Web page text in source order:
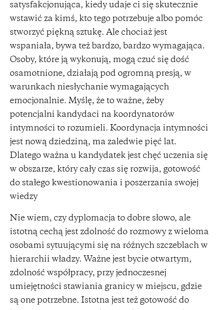
satysfakcjonująca, kiedy udaje ci się skutecznie
wstawić za kimś, kto tego potrzebuje albo pomóc
stworzyć piękną sztukę. Ale chociaż jest
wspaniała, bywa też bardzo, bardzo wymagająca.
Osoby, które ją wykonują, mogą czuć się dość
osamotnione, działają pod ogromną presją, w
warunkach niesłychanie wymagających
emocjonalnie. Myślę, że to ważne, żeby
potencjalni kandydaci na koordynatorów
intymności to rozumieli. Koordynacja intymności
jest nową dziedziną, ma zaledwie pięć lat.
Dlatego ważna u kandydatek jest chęć uczenia się
w obszarze, który cały czas się rozwija, gotowość
do stałego kwestionowania i poszerzania swojej
wiedzy
Nie wiem, czy dyplomacja to dobre słowo, ale
istotną cechą jest zdolność do rozmowy z wieloma
osobami sytuującymi się na różnych szczeblach w
hierarchii władzy. Ważne jest bycie otwartym,
zdolność współpracy, przy jednoczesnej
umiejętności stawiania granicy w miejscu, gdzie
są one potrzebne. Istotna jest też gotowość do